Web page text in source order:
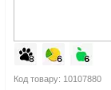
Код товару: 10107880